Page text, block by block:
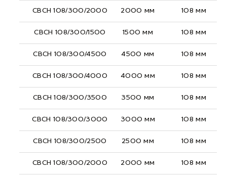
СВСН 108/300/2000 2000 мм 108 мм
СВСН 108/300/1500 1500 мм 108 мм
СВСН 108/300/4500 4500 мм 108 мм
СВСН 108/300/4000 4000 мм 108 мм
СВСН 108/300/3500 3500 мм 108 мм
СВСН 108/300/3000 3000 мм 108 мм
СВСН 108/300/2500 2500 мм 108 мм
СВСН 108/300/2000 2000 мм 108 мм